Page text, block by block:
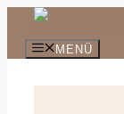
springenMENÜ